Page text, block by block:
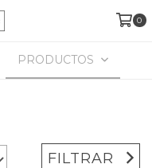
0
PRODUCTOS
FILTRAR